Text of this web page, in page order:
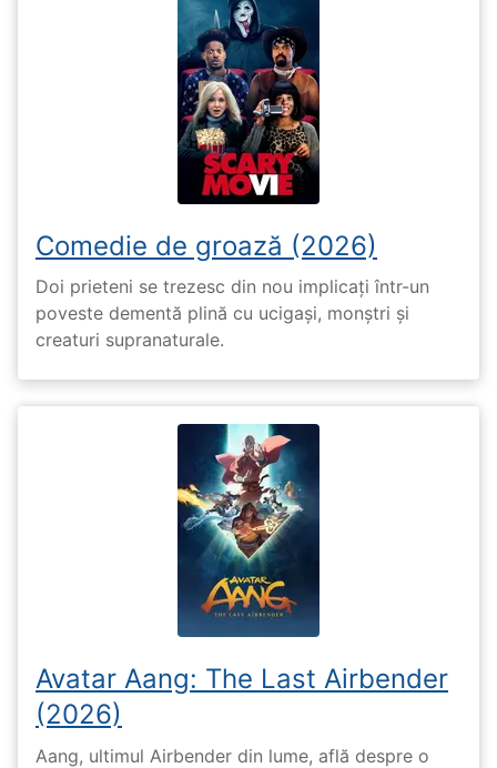
Comedie de groază (2026)
Doi prieteni se trezesc din nou implicați într-un
poveste dementă plină cu ucigași, monștri și
creaturi supranaturale.
Avatar Aang: The Last Airbender
(2026)
Aang, ultimul Airbender din lume, află despre o